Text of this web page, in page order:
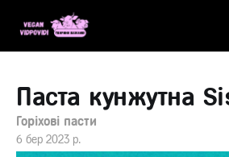
Паста кунжутна
Горіхові пасти
6 бер 2023 р.